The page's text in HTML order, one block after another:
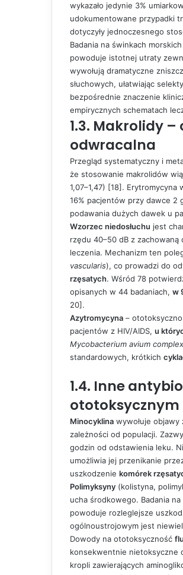
wykazało jedynie 3%
udokumentowane przypadki
dotyczyły jednoczesnego
Badania na świnkach
powoduje istotnej utraty
wywołują dramatyczne
słuchowych, ułatwiając
bezpośrednie znaczenie
empirycznych schematach
1.3. Makrolidy
odwracalna
Przegląd systematyczny i
że stosowanie makrolidów
1,07–1,47) [18].
16% pacjentów przy dawce 2
podawania dużych dawek u
Wzorzec niedosłuchu jest
rzędu 40–50 dB z
leczenia. Mechanizm ten
vascularis), co prowadzi do
rzęsatych. Wśród 78
opisanych w 44 badaniach, w
20].
Azytromycyna –
pacjentów z HIV/AIDS, u
Mycobacterium avium complex
standardowych, krótkich
1.4. Inne
ototoksycznym
Minocyklina wywołuje objawy
zależności od populacji.
godzin od odstawienia leku.
umożliwia jej przenikanie
uszkodzenie komórek
Polimyksyny (kolistyna,
ucha środkowego. Badania
powoduje rozleglejsze
ogólnoustrojowym jest
Dowody na ototoksyczność
konsekwentnie nietoksyczne
kropli zawierających